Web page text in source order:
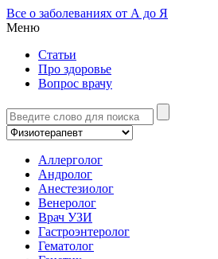
Все о заболеваниях от А до Я
Меню
Статьи
Про здоровье
Вопрос врачу
Аллерголог
Андролог
Анестезиолог
Венеролог
Врач УЗИ
Гастроэнтеролог
Гематолог